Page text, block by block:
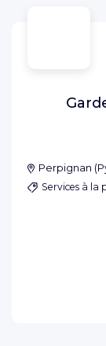
Perpignan (
Services à la